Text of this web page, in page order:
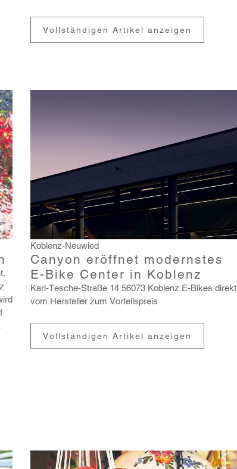
Vollständigen Artikel anzeigen
Koblenz-Neuwied
Canyon eröffnet modernstes
E-Bike Center in Koblenz
Karl-Tesche-Straße 14 56073 Koblenz E-Bikes direkt
vom Hersteller zum Vorteils­preis
Vollständigen Artikel anzeigen